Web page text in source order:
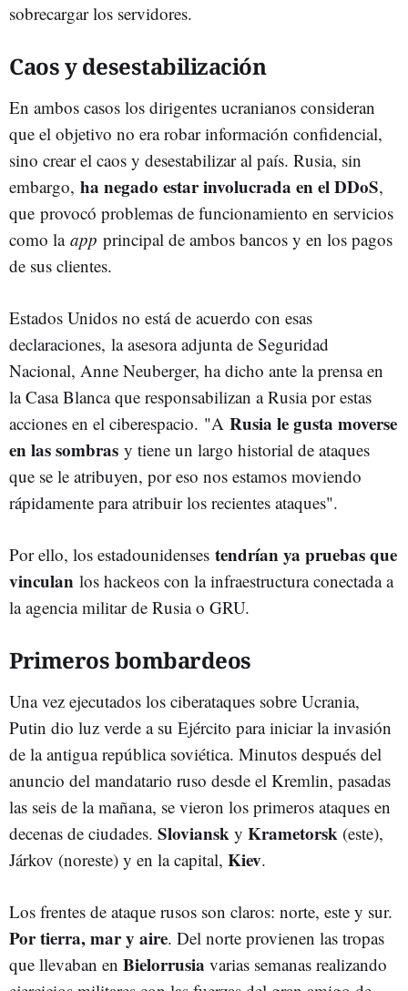
sobrecargar los servidores.
Caos y desestabilización
En ambos casos los dirigentes ucranianos consideran
que el objetivo no era robar información confidencial,
sino crear el caos y desestabilizar al país. Rusia, sin
embargo, ha negado estar involucrada en el DDoS,
que provocó problemas de funcionamiento en servicios
como la app principal de ambos bancos y en los pagos
de sus clientes.
Estados Unidos no está de acuerdo con esas
declaraciones, la asesora adjunta de Seguridad
Nacional, Anne Neuberger, ha dicho ante la prensa en
la Casa Blanca que responsabilizan a Rusia por estas
acciones en el ciberespacio. "A Rusia le gusta moverse
en las sombras y tiene un largo historial de ataques
que se le atribuyen, por eso nos estamos moviendo
rápidamente para atribuir los recientes ataques".
Por ello, los estadounidenses tendrían ya pruebas que
vinculan los hackeos con la infraestructura conectada a
la agencia militar de Rusia o GRU.
Primeros bombardeos
Una vez ejecutados los ciberataques sobre Ucrania,
Putin dio luz verde a su Ejército para iniciar la invasión
de la antigua república soviética. Minutos después del
anuncio del mandatario ruso desde el Kremlin, pasadas
las seis de la mañana, se vieron los primeros ataques en
decenas de ciudades. Sloviansk y Krametorsk (este),
Járkov (noreste) y en la capital, Kiev.
Los frentes de ataque rusos son claros: norte, este y sur.
Por tierra, mar y aire. Del norte provienen las tropas
que llevaban en Bielorrusia varias semanas realizando